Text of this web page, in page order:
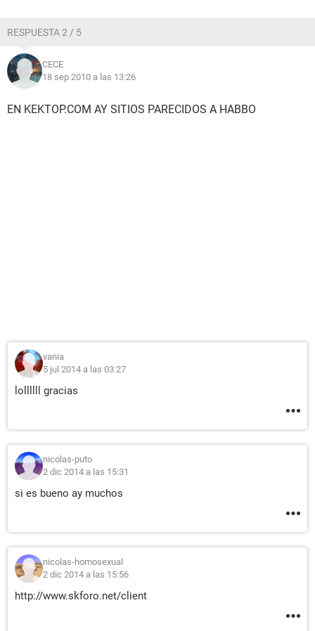
RESPUESTA 2 / 5
CECE
18 sep 2010 a las 13:26
EN KEKTOP.COM AY SITIOS PARECIDOS A HABBO
vania
5 jul 2014 a las 03:27
lollllll gracias
nicolas-puto
2 dic 2014 a las 15:31
si es bueno ay muchos
nicolas-homosexual
2 dic 2014 a las 15:56
http://www.skforo.net/client